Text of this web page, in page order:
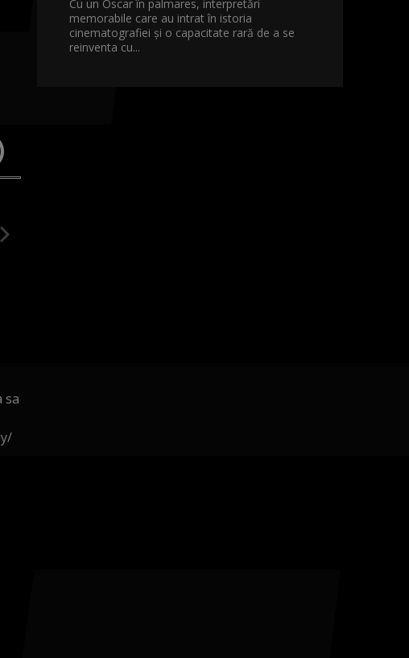
Cu un Oscar în palmares, interpretări
memorabile care au intrat în istoria
cinematografiei și o capacitate rară de a se
reinventa cu...